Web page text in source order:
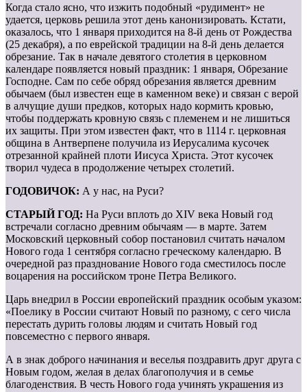
Когда стало ясно, что изжить подобный «рудимент» не
удается, церковь решила этот день канонизировать. Кстати,
оказалось, что 1 января приходится на 8-й день от Рождества
(25 декабря), а по еврейской традиции на 8-й день делается
обрезание. Так в начале девятого столетия в церковном
календаре появляется новый праздник: 1 января, Обрезание
Господне. Сам по себе обряд обрезания является древним
обычаем (был известен еще в каменном веке) и связан с верой
в алчущие души предков, которых надо кормить кровью,
чтобы поддержать кровную связь с племенем и не лишиться
их защиты. При этом известен факт, что в 1114 г. церковная
община в Антверпене получила из Иерусалима кусочек
отрезанной крайней плоти Иисуса Христа. Этот кусочек
творил чудеса в продолжение четырех столетий.
ГОДОВИЧОК: А у нас, на Руси?
СТАРЫЙ ГОД: На Руси вплоть до XIV века Новый год
встречали согласно древним обычаям — в марте. Затем
Московский церковный собор постановил считать началом
Нового года 1 сентября согласно греческому календарю. В
очередной раз празднование Нового года сместилось после
воцарения на российском троне Петра Великого.
Царь внедрил в России европейский праздник особым указом:
«Поелику в России считают Новый по разному, с сего числа
перестать дурить головы людям и считать Новый год
повсеместно с первого января.­
А в знак доброго начинания и веселья поздравить друг друга с
Новым годом, желая в делах благополучия и в семье
благоденствия. В честь Нового года учинять украшения из